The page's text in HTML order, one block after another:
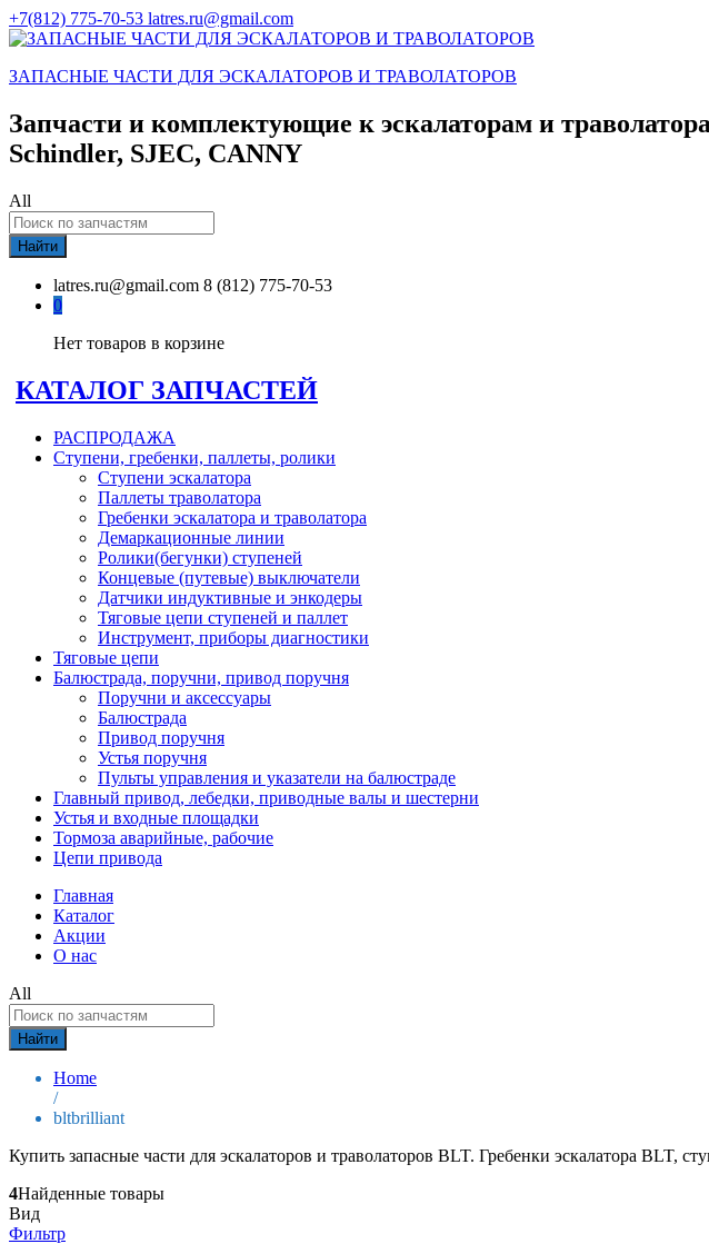
+7(812) 775-70-53 latres.ru@gmail.com
ЗАПАСНЫЕ ЧАСТИ ДЛЯ ЭСКАЛАТОРОВ И ТРАВОЛАТОРОВ
Запчасти и комплектующие к эскалаторам и
Schindler, SJEC, CANNY
All
Найти
latres.ru@gmail.com 8 (812) 775-70-53
0
Нет товаров в корзине
КАТАЛОГ ЗАПЧАСТЕЙ
РАСПРОДАЖА
Ступени, гребенки, паллеты, ролики
Ступени эскалатора
Паллеты траволатора
Гребенки эскалатора и траволатора
Демаркационные линии
Ролики(бегунки) ступеней
Концевые (путевые) выключатели
Датчики индуктивные и энкодеры
Тяговые цепи ступеней и паллет
Инструмент, приборы диагностики
Тяговые цепи
Балюстрада, поручни, привод поручня
Поручни и аксессуары
Балюстрада
Привод поручня
Устья поручня
Пульты управления и указатели на балюстраде
Главный привод, лебедки, приводные валы и шестерни
Устья и входные площадки
Тормоза аварийные, рабочие
Цепи привода
Главная
Каталог
Акции
О нас
All
Найти
Home
/
bltbrilliant
Купить запасные части для эскалаторов и траволаторов BLT. Гребенки эскалатора BLT,
4Найденные товары
Вид
Фильтр